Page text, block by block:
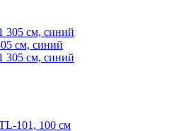
см, синий